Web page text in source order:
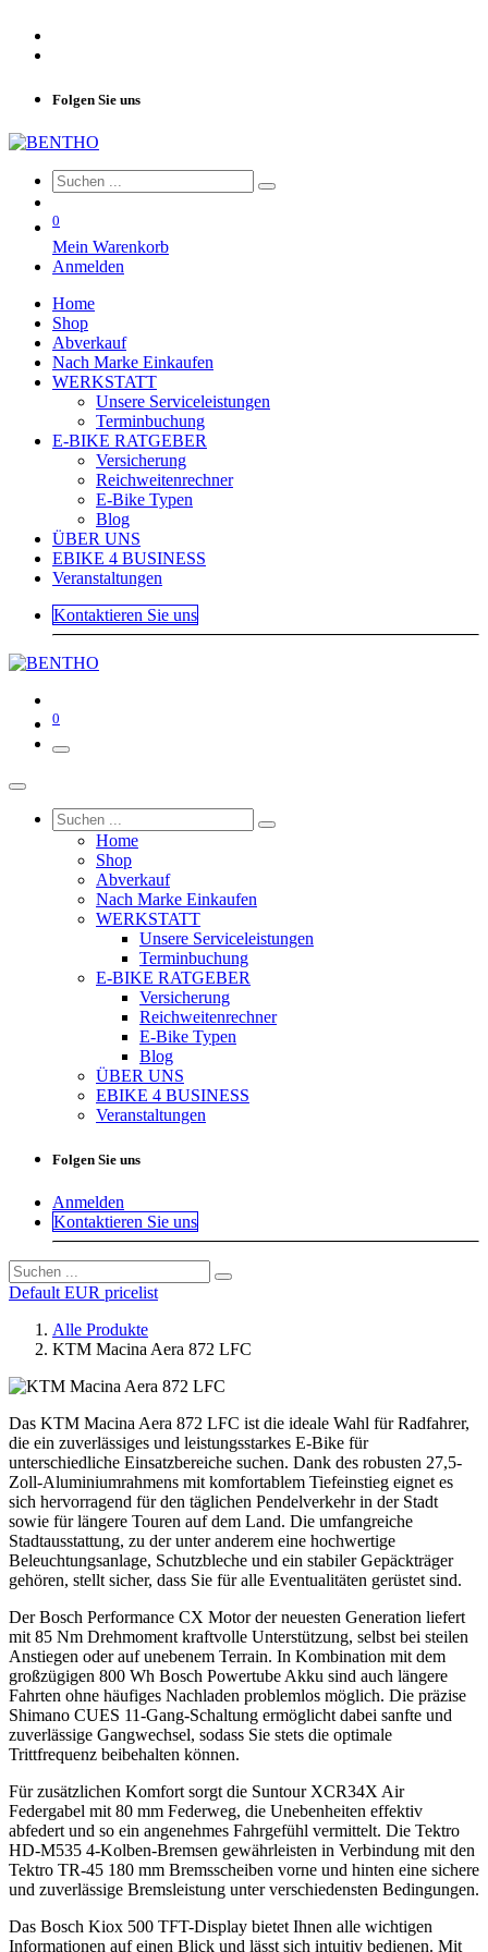
Folgen Sie uns
0
Mein Warenkorb
Anmelden
Home
Shop
Abverkauf
Nach Marke Einkaufen
WERKSTATT
Unsere Serviceleistungen
Terminbuchung
E-BIKE RATGEBER
Versicherung
Reichweitenrechner
E-Bike Typen
Blog
ÜBER UNS
EBIKE 4 BUSINESS
Veranstaltungen
Kontaktieren Sie uns
0
Home
Shop
Abverkauf
Nach Marke Einkaufen
WERKSTATT
Unsere Serviceleistungen
Terminbuchung
E-BIKE RATGEBER
Versicherung
Reichweitenrechner
E-Bike Typen
Blog
ÜBER UNS
EBIKE 4 BUSINESS
Veranstaltungen
Folgen Sie uns
Anmelden
Kontaktieren Sie uns
Default EUR pricelist
Alle Produkte
KTM Macina Aera 872 LFC
Das KTM Macina Aera 872 LFC ist die ideale Wahl für Radfahrer,
die ein zuverlässiges und leistungsstarkes E-Bike für
unterschiedliche Einsatzbereiche suchen. Dank des robusten 27,5-
Zoll-Aluminiumrahmens mit komfortablem Tiefeinstieg eignet es
sich hervorragend für den täglichen Pendelverkehr in der Stadt
sowie für längere Touren auf dem Land. Die umfangreiche
Stadtausstattung, zu der unter anderem eine hochwertige
Beleuchtungsanlage, Schutzbleche und ein stabiler Gepäckträger
gehören, stellt sicher, dass Sie für alle Eventualitäten gerüstet sind.
Der Bosch Performance CX Motor der neuesten Generation liefert
mit 85 Nm Drehmoment kraftvolle Unterstützung, selbst bei steilen
Anstiegen oder auf unebenem Terrain. In Kombination mit dem
großzügigen 800 Wh Bosch Powertube Akku sind auch längere
Fahrten ohne häufiges Nachladen problemlos möglich. Die präzise
Shimano CUES 11-Gang-Schaltung ermöglicht dabei sanfte und
zuverlässige Gangwechsel, sodass Sie stets die optimale
Trittfrequenz beibehalten können.
Für zusätzlichen Komfort sorgt die Suntour XCR34X Air
Federgabel mit 80 mm Federweg, die Unebenheiten effektiv
abfedert und so ein angenehmes Fahrgefühl vermittelt. Die Tektro
HD-M535 4-Kolben-Bremsen gewährleisten in Verbindung mit den
Tektro TR-45 180 mm Bremsscheiben vorne und hinten eine sichere
und zuverlässige Bremsleistung unter verschiedensten Bedingungen.
Das Bosch Kiox 500 TFT-Display bietet Ihnen alle wichtigen
Informationen auf einen Blick und lässt sich intuitiv bedienen. Mit